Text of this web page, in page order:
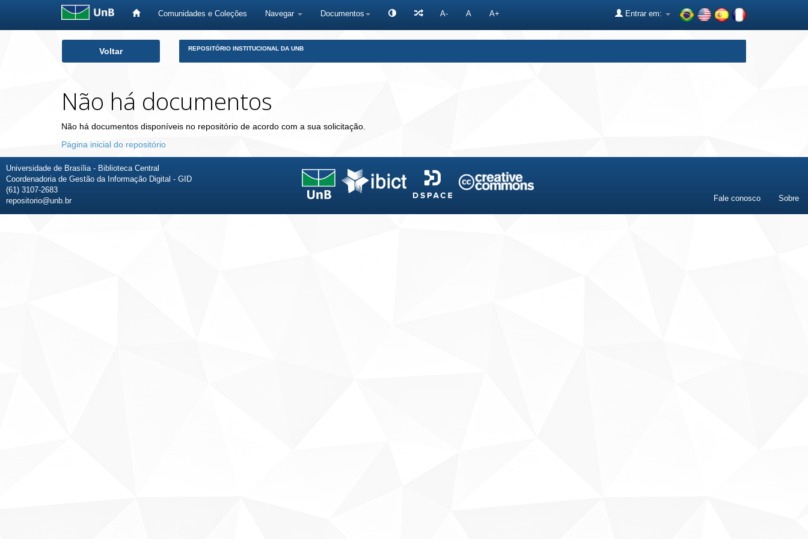
Comunidades e Coleções Navegar Documentos A- A A+ Entrar em:
Voltar REPOSITÓRIO INSTITUCIONAL DA UNB
Não há documentos
Não há documentos disponíveis no repositório de acordo com a sua solicitação.
Página inicial do repositório
Universidade de Brasília - Biblioteca Central
Coordenadoria de Gestão da Informação Digital - GID
(61) 3107-2683
repositorio@unb.br
Fale conosco Sobre